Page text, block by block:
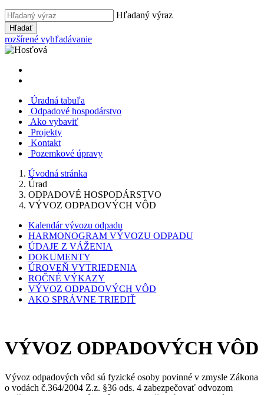
Hľadaný výraz
Hľadať
rozšírené vyhľadávanie
Úradná tabuľa
Odpadové hospodárstvo
Ako vybaviť
Projekty
Kontakt
Pozemkové úpravy
Úvodná stránka
Úrad
ODPADOVÉ HOSPODÁRSTVO
VÝVOZ ODPADOVÝCH VÔD
Kalendár vývozu odpadu
HARMONOGRAM VÝVOZU ODPADU
ÚDAJE Z VÁŽENIA
DOKUMENTY
ÚROVEŇ VYTRIEDENIA
ROČNÉ VÝKAZY
VÝVOZ ODPADOVÝCH VÔD
AKO SPRÁVNE TRIEDIŤ
VÝVOZ ODPADOVÝCH VÔD
Vývoz odpadových vôd sú fyzické osoby povinné v zmysle Zákona
o vodách č.364/2004 Z.z. §36 ods. 4 zabezpečovať odvozom